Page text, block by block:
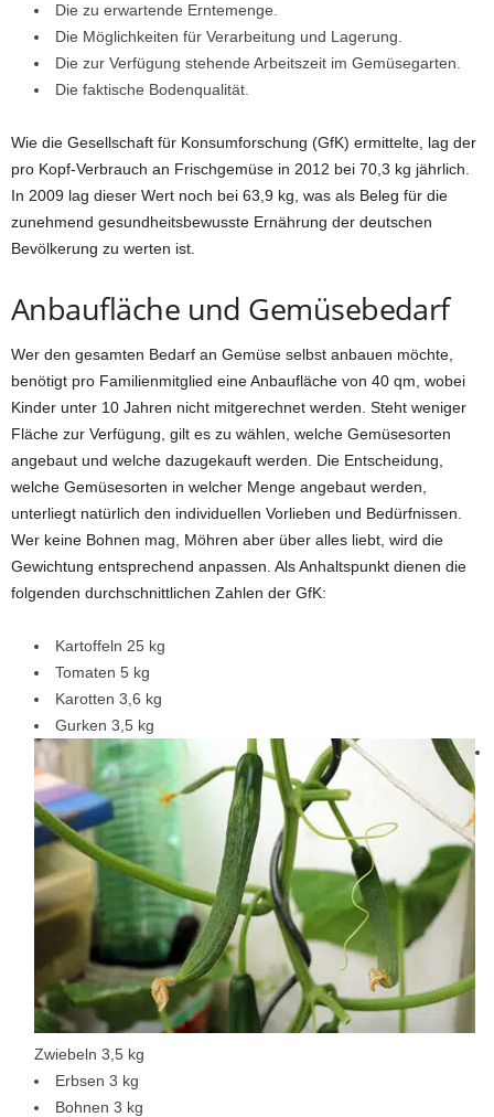
Die zu erwartende Erntemenge.
Die Möglichkeiten für Verarbeitung und Lagerung.
Die zur Verfügung stehende Arbeitszeit im Gemüsegarten.
Die faktische Bodenqualität.
Wie die Gesellschaft für Konsumforschung (GfK) ermittelte, lag der
pro Kopf-Verbrauch an Frischgemüse in 2012 bei 70,3 kg jährlich.
In 2009 lag dieser Wert noch bei 63,9 kg, was als Beleg für die
zunehmend gesundheitsbewusste Ernährung der deutschen
Bevölkerung zu werten ist.
Anbaufläche und Gemüsebedarf
Wer den gesamten Bedarf an Gemüse selbst anbauen möchte,
benötigt pro Familienmitglied eine Anbaufläche von 40 qm, wobei
Kinder unter 10 Jahren nicht mitgerechnet werden. Steht weniger
Fläche zur Verfügung, gilt es zu wählen, welche Gemüsesorten
angebaut und welche dazugekauft werden. Die Entscheidung,
welche Gemüsesorten in welcher Menge angebaut werden,
unterliegt natürlich den individuellen Vorlieben und Bedürfnissen.
Wer keine Bohnen mag, Möhren aber über alles liebt, wird die
Gewichtung entsprechend anpassen. Als Anhaltspunkt dienen die
folgenden durchschnittlichen Zahlen der GfK:
Kartoffeln 25 kg
Tomaten 5 kg
Karotten 3,6 kg
Gurken 3,5 kg
Zwiebeln 3,5 kg
Erbsen 3 kg
Bohnen 3 kg